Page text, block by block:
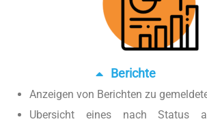
Berichte
Anzeigen von Berichten zu
Ubersicht eines nach Status